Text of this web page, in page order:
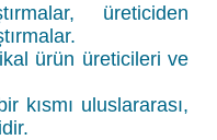
üreticiden
ürün üreticileri ve
kısmı uluslararası,